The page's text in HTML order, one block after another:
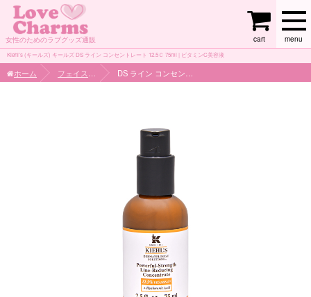
女性のためのラブグッズ通販 menu
cart
Kiehl's (キールズ) キールズ DS ライン コンセントレート 12.5Ｃ 75ml | ビタミンC美容液
ホーム